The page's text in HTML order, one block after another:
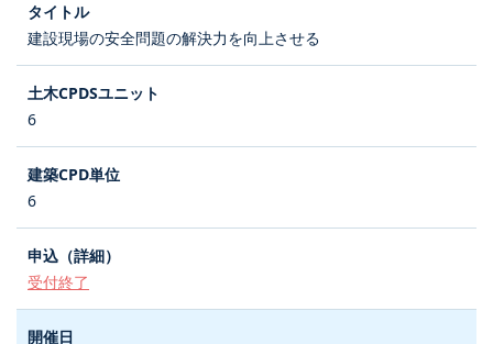
建設現場の安全問題の解決力を向上させる
6
6
受付終了